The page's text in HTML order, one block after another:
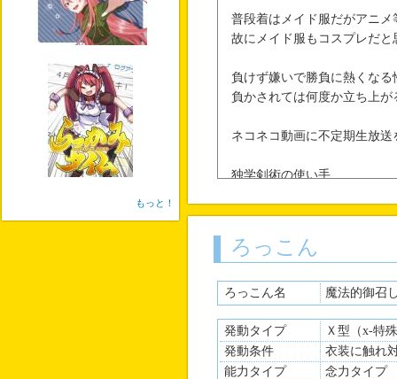
普段着はメイド服だがアニ
故にメイド服もコスプレだと
負けず嫌いで勝負に熱くな
負かされては何度か立ち上が
ネコネコ動画に不定期生放
独学剣術の使い手
ろっこん
ろっこん名 魔法的御召
発動タイプ
Ｘ型（x-特
発動条件
衣装に触れ
能力タイプ
念力タイプ
もっと！